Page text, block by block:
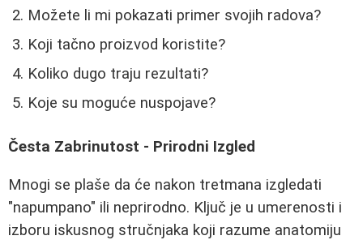
Možete li mi pokazati primer svojih radova?
Koji tačno proizvod koristite?
Koliko dugo traju rezultati?
Koje su moguće nuspojave?
Česta Zabrinutost - Prirodni Izgled
Mnogi se plaše da će nakon tretmana izgledati
"napumpano" ili neprirodno. Ključ je u umerenosti i
izboru iskusnog stručnjaka koji razume anatomiju